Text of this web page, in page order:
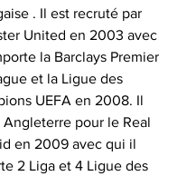
. Il est recruté par
United en 2003 avec
la Barclays Premier
et la Ligue des
UEFA en 2008. Il
pour le Real
en 2009 avec qui il
2 Liga et 4 Ligue des